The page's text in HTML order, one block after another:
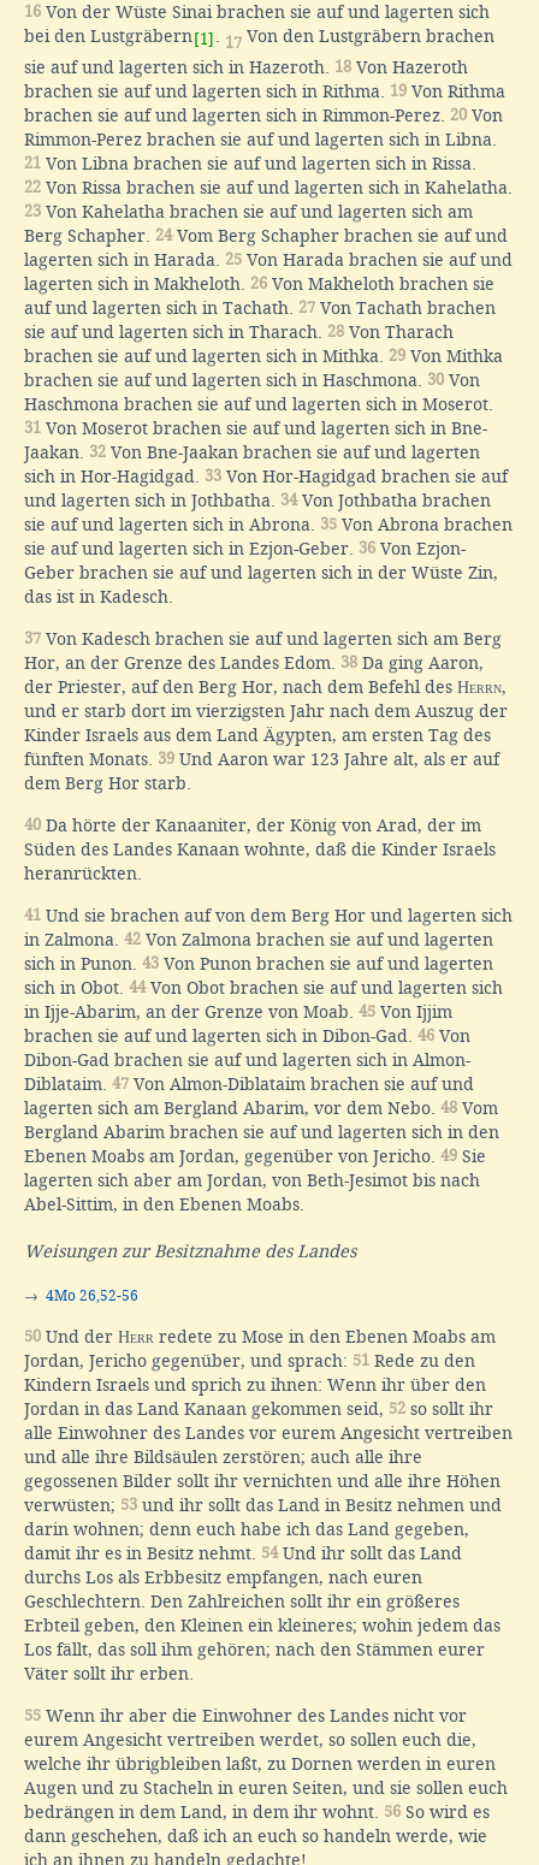
16 Von der Wüste Sinai brachen sie auf und lagerten sich
bei den Lustgräbern [1] 17 Von den Lustgräbern brachen
sie auf und lagerten sich in Hazeroth. 18 Von Hazeroth
brachen sie auf und lagerten sich in Rithma. 19 Von Rithma
brachen sie auf und lagerten sich in Rimmon-Perez. 20 Von
Rimmon-Perez brachen sie auf und lagerten sich in Libna.
21 Von Libna brachen sie auf und lagerten sich in Rissa.
22 Von Rissa brachen sie auf und lagerten sich in Kahelatha.
23 Von Kahelatha brachen sie auf und lagerten sich am
Berg Schapher. 24Vom Berg Schapher brachen sie auf und
lagerten sich in Harada. 25 Von Harada brachen sie auf und
lagerten sich in Makheloth. 26 Von Makheloth brachen sie
auf und lagerten sich in Tachath. 27 Von Tachath brachen
sie auf und lagerten sich in Tharach. 28 Von Tharach
brachen sie auf und lagerten sich in Mithka. 29 Von Mithka
brachen sie auf und lagerten sich in Haschmona. 30 Von
Haschmona brachen sie auf und lagerten sich in Moserot.
31 Von Moserot brachen sie auf und lagerten sich in Bne-
Jaakan. 32 Von Bne-Jaakan brachen sie auf und lagerten
sich in Hor-Hagidgad. 33 Von Hor-Hagidgad brachen sie auf
und lagerten sich in Jothbatha. 34Von Jothbatha brachen
sie auf und lagerten sich in Abrona. 35 Von Abrona brachen
sie auf und lagerten sich in Ezjon-Geber. 36 Von Ezjon-
Geber brachen sie auf und lagerten sich in der Wüste Zin,
das ist in Kadesch.
37 Von Kadesch brachen sie auf und lagerten sich am Berg
Hor, an der Grenze des Landes Edom. 38 Da ging Aaron,
der Priester, auf den Berg Hor, nach dem Befehl des Herrn,
und er starb dort im vierzigsten Jahr nach dem Auszug der
Kinder Israels aus dem Land Ägypten, am ersten Tag des
fünften Monats. 39 Und Aaron war 123 Jahre alt, als er auf
dem Berg Hor starb.
40 Da hörte der Kanaaniter, der König von Arad, der im
Süden des Landes Kanaan wohnte, daß die Kinder Israels
heranrückten.
41 Und sie brachen auf von dem Berg Hor und lagerten sich
in Zalmona. 42 Von Zalmona brachen sie auf und lagerten
sich in Punon. 43 Von Punon brachen sie auf und lagerten
sich in Obot. 44Von Obot brachen sie auf und lagerten sich
in Ijje-Abarim, an der Grenze von Moab. 45 Von Ijjim
brachen sie auf und lagerten sich in Dibon-Gad. 46 Von
Dibon-Gad brachen sie auf und lagerten sich in Almon-
Diblataim. 47 Von Almon-Diblataim brachen sie auf und
lagerten sich am Bergland Abarim, vor dem Nebo. 48 Vom
Bergland Abarim brachen sie auf und lagerten sich in den
Ebenen Moabs am Jordan, gegenüber von Jericho. 49 Sie
lagerten sich aber am Jordan, von Beth-Jesimot bis nach
Abel-Sittim, in den Ebenen Moabs.
Weisungen zur Besitznahme des Landes
→ 4Mo 26,52-56
50 Und der Herr redete zu Mose in den Ebenen Moabs am
Jordan, Jericho gegenüber, und sprach: 51 Rede zu den
Kindern Israels und sprich zu ihnen: Wenn ihr über den
Jordan in das Land Kanaan gekommen seid, 52 so sollt ihr
alle Einwohner des Landes vor eurem Angesicht vertreiben
und alle ihre Bildsäulen zerstören; auch alle ihre
gegossenen Bilder sollt ihr vernichten und alle ihre Höhen
verwüsten; 53 und ihr sollt das Land in Besitz nehmen und
darin wohnen; denn euch habe ich das Land gegeben,
damit ihr es in Besitz nehmt. 54Und ihr sollt das Land
durchs Los als Erbbesitz empfangen, nach euren
Geschlechtern. Den Zahlreichen sollt ihr ein größeres
Erbteil geben, den Kleinen ein kleineres; wohin jedem das
Los fällt, das soll ihm gehören; nach den Stämmen eurer
Väter sollt ihr erben.
55 Wenn ihr aber die Einwohner des Landes nicht vor
eurem Angesicht vertreiben werdet, so sollen euch die,
welche ihr übrigbleiben laßt, zu Dornen werden in euren
Augen und zu Stacheln in euren Seiten, und sie sollen euch
bedrängen in dem Land, in dem ihr wohnt. 56 So wird es
dann geschehen, daß ich an euch so handeln werde, wie
ich an ihnen zu handeln gedachte!